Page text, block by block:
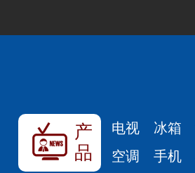
产
品
电视 冰箱
空调
手机